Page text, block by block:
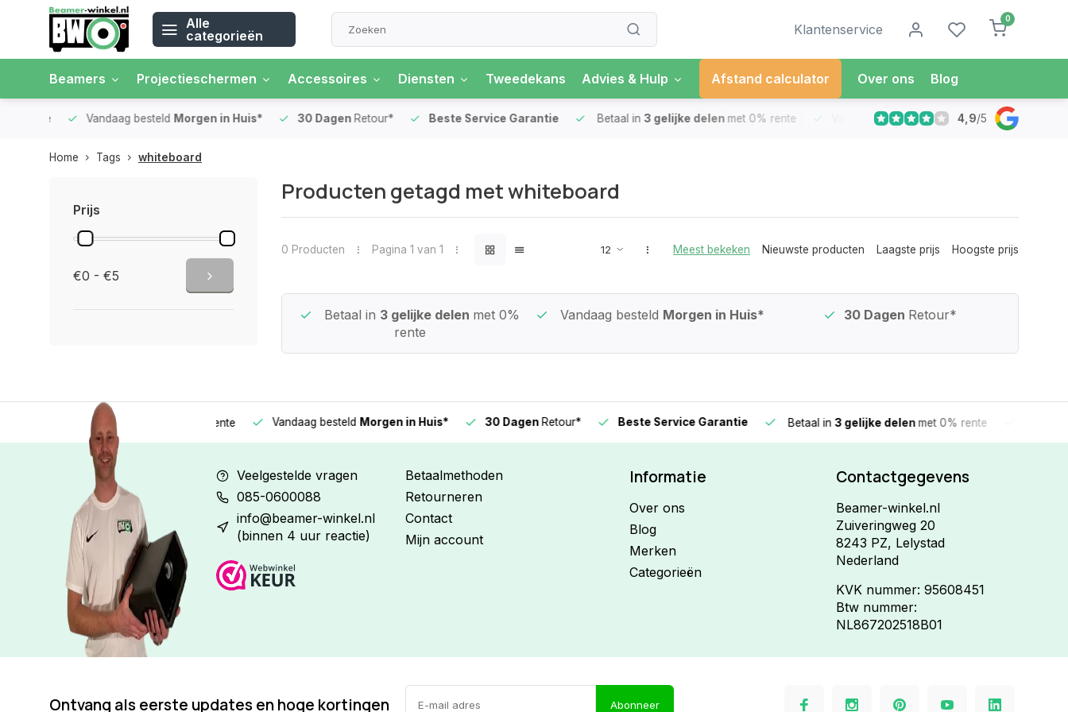
Alle
categorieën
Klantenservice
0
Beamers Projectieschermen Accessoires Diensten Tweedekans Advies & Hulp Afstand calculator Over ons Blog
Vandaag besteldMorgen in Huis* 30 DagenRetour* Beste Service Garantie Betaal in 3 gelijke delen met 0% rente Vandaag besteldMorgen in Huis*
4,9/5
Home Tags whiteboard
Prijs
€0 - €5
Producten getagd met whiteboard
0 Producten Pagina 1 van 1 Meest bekeken Nieuwste producten Laagste prijs Hoogste prijs
Beste Service Garantie Betaal in 3 gelijke delen met 0%
rente
Vandaag besteld Morgen in Huis* 30 Dagen Retour*
3 gelijke delen Vandaag besteldMorgen in Huis* 30 DagenRetour* Beste Service Garantie Betaal in3 gelijke delen met 0% rente
Veelgestelde vragen
085-0600088
info@beamer-winkel.nl
(binnen 4 uur reactie)
Betaalmethoden
Retourneren
Contact
Mijn account
Informatie
Over ons
Blog
Merken
Categorieën
Contactgegevens
Beamer-winkel.nl
Zuiveringweg 20
8243 PZ, Lelystad
Nederland
KVK nummer: 95608451
Btw nummer:
NL867202518B01
Ontvang als eerste updates en hoge kortingen Abonneer